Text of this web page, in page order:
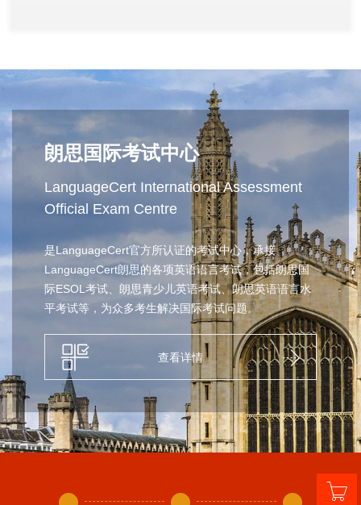
朗思国际考试中心
LanguageCert International Assessment
Official Exam Centre
是LanguageCert官方所认证的考试中心，承接
LanguageCert朗思的各项英语语言考试，包括朗思国
际ESOL考试、朗思青少儿英语考试、朗思英语语言水
平考试等，为众多考生解决国际考试问题。
查看详情